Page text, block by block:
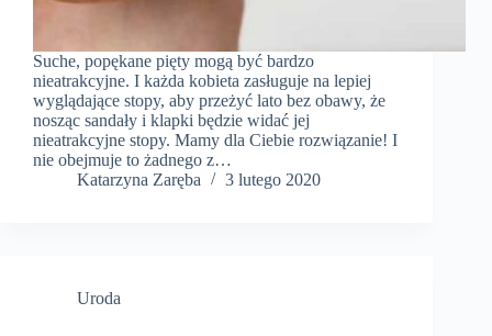
Suche, popękane pięty mogą być bardzo
nieatrakcyjne. I każda kobieta zasługuje na lepiej
wyglądające stopy, aby przeżyć lato bez obawy, że
nosząc sandały i klapki będzie widać jej
nieatrakcyjne stopy. Mamy dla Ciebie rozwiązanie! I
nie obejmuje to żadnego z…
Katarzyna Zaręba
3 lutego 2020
Uroda